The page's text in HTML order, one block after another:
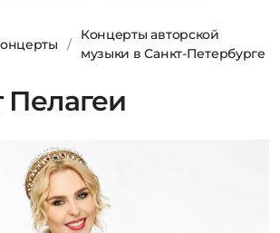
Концерты авторской
музыки в Санкт-Петербурге
Пелагеи